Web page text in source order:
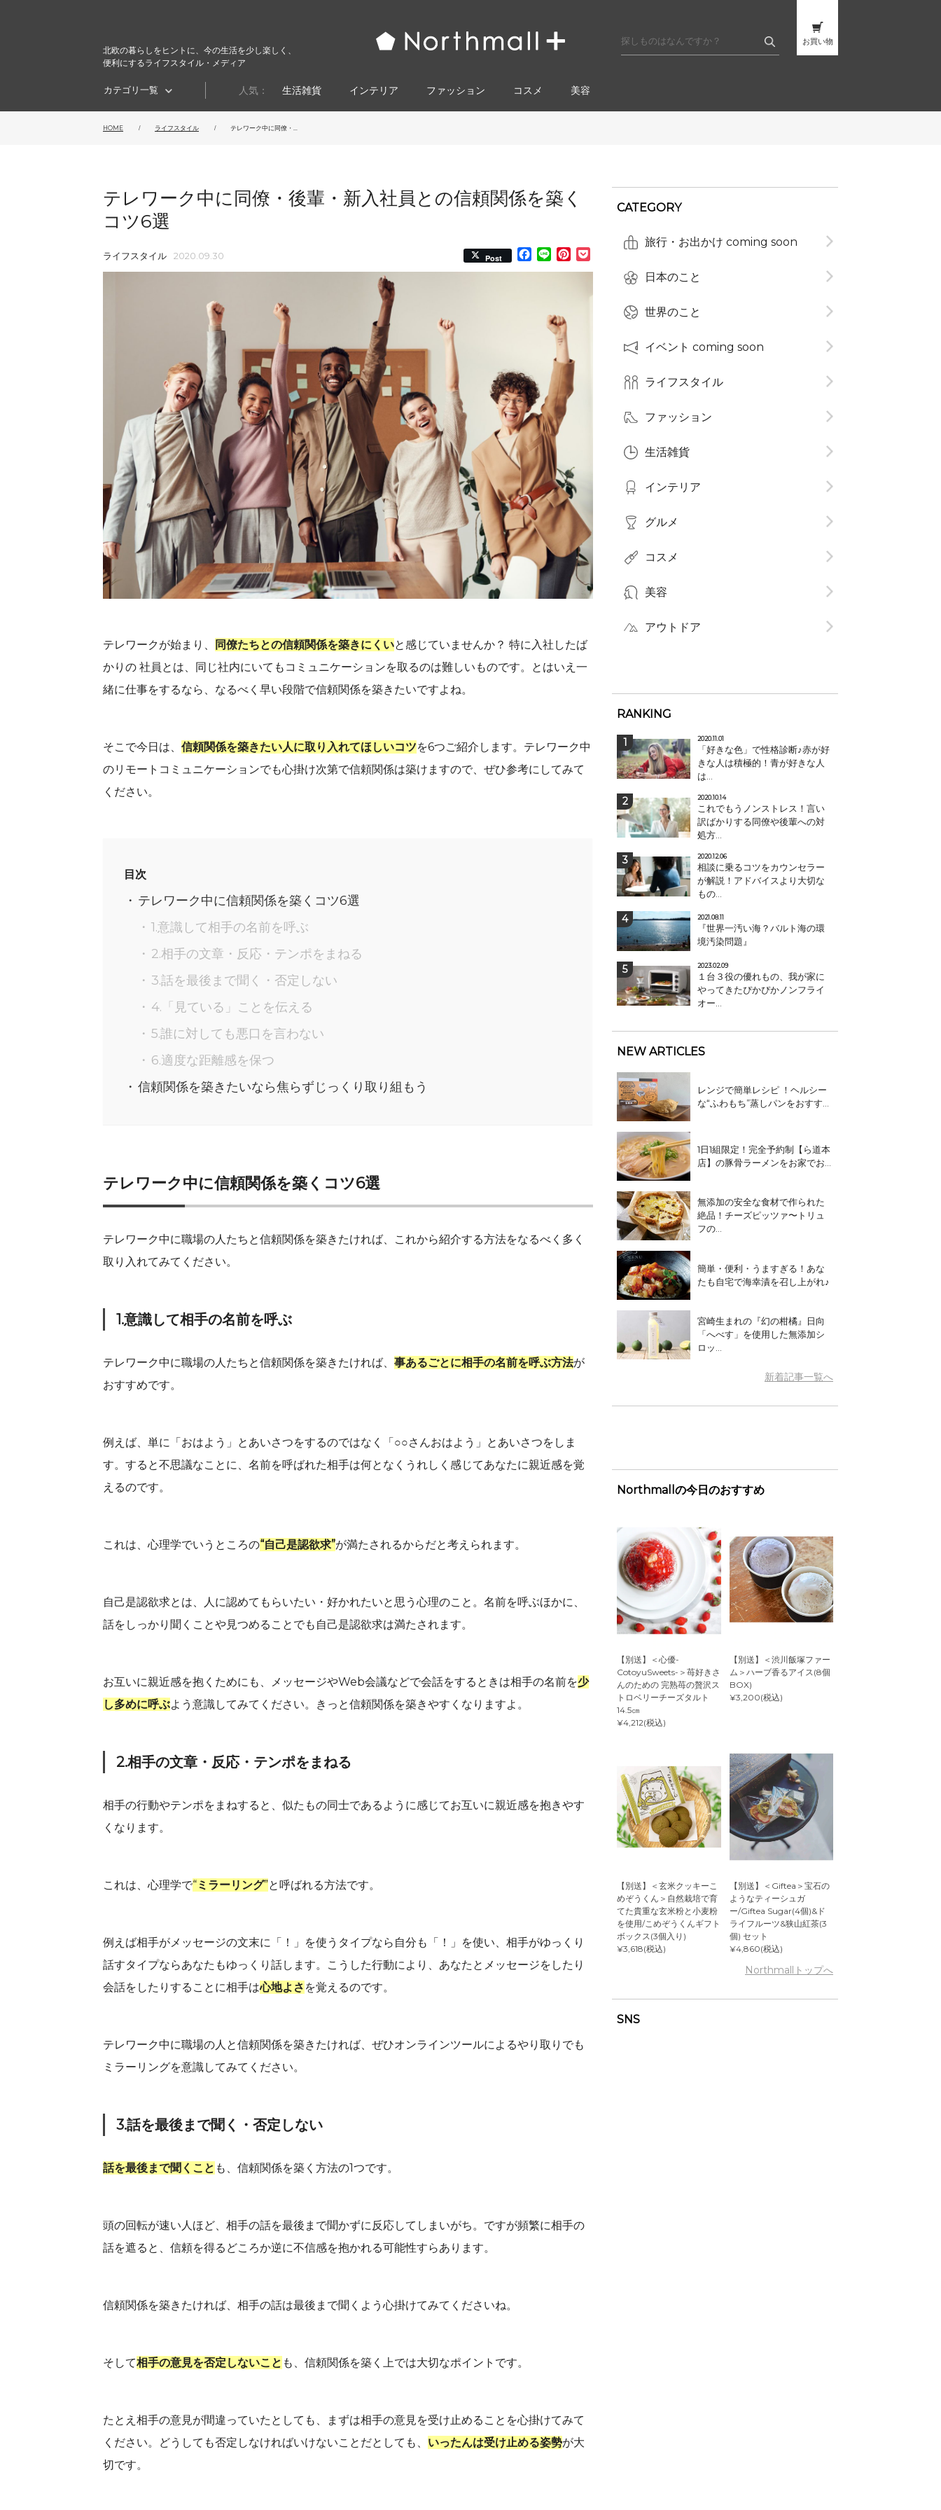
北欧の暮らしをヒントに、今の生活を少し楽しく、
便利にするライフスタイル・メディア
お買い物
カテゴリ一覧 人気： 生活雑貨 インテリア ファッション コスメ​ 美容
HOME ライフスタイル テレワーク中に同僚・...
テレワーク中に同僚・後輩・新入社員との信頼関係を築く
コツ6選
ライフスタイル 2020.09.30 Post Facebook
Line Pinterest
Pocket
テレワークが始まり、 同僚たちとの信頼関係を築きにくいと感じていませんか？ 特に入社したば
かりの 社員とは、同じ社内にいてもコミュニケーションを取るのは難しいものです。とはいえ一
緒に仕事をするなら、なるべく早い段階で信頼関係を築きたいですよね。
そこで今日は、 信頼関係を築きたい人に取り入れてほしいコツを6つご紹介します。テレワーク中
のリモートコミュニケーションでも心掛け次第で信頼関係は築けますので、ぜひ参考にしてみて
ください。
目次
テレワーク中に信頼関係を築くコツ6選
1.意識して相手の名前を呼ぶ
2.相手の文章・反応・テンポをまねる
3.話を最後まで聞く・否定しない
4.「見ている」ことを伝える
5.誰に対しても悪口を言わない
6.適度な距離感を保つ
信頼関係を築きたいなら焦らずじっくり取り組もう
テレワーク中に信頼関係を築くコツ6選
テレワーク中に職場の人たちと信頼関係を築きたければ、これから紹介する方法をなるべく多く
取り入れてみてください。
1.意識して相手の名前を呼ぶ
テレワーク中に職場の人たちと信頼関係を築きたければ、 事あるごとに相手の名前を呼ぶ方法が
おすすめです。
例えば、単に「おはよう」とあいさつをするのではなく「○○さんおはよう」とあいさつをしま
す。すると不思議なことに、名前を呼ばれた相手は何となくうれしく感じてあなたに親近感を覚
えるのです。
これは、心理学でいうところの“自己是認欲求”が満たされるからだと考えられます。
自己是認欲求とは、人に認めてもらいたい・好かれたいと思う心理のこと。名前を呼ぶほかに、
話をしっかり聞くことや見つめることでも自己是認欲求は満たされます。
お互いに親近感を抱くためにも、メッセージやWeb会議などで会話をするときは相手の名前を少
し多めに呼ぶよう意識してみてください。きっと信頼関係を築きやすくなりますよ。
2.相手の文章・反応・テンポをまねる
相手の行動やテンポをまねすると、似たもの同士であるように感じてお互いに親近感を抱きやす
くなります。
これは、心理学で“ミラーリング”と呼ばれる方法です。
例えば相手がメッセージの文末に「！」を使うタイプなら自分も「！」を使い、相手がゆっくり
話すタイプならあなたもゆっくり話します。こうした行動により、あなたとメッセージをしたり
会話をしたりすることに相手は心地よさ を覚えるのです。
テレワーク中に職場の人と信頼関係を築きたければ、ぜひオンラインツールによるやり取りでも
ミラーリングを意識してみてください。
3.話を最後まで聞く・否定しない
話を最後まで聞くこと も、信頼関係を築く方法の1つです。
頭の回転が速い人ほど、相手の話を最後まで聞かずに反応してしまいがち。ですが頻繁に相手の
話を遮ると、信頼を得るどころか逆に不信感を抱かれる可能性すらあります。
信頼関係を築きたければ、相手の話は最後まで聞くよう心掛けてみてくださいね。
そして相手の意見を否定しないこと も、信頼関係を築く上では大切なポイントです。
たとえ相手の意見が間違っていたとしても、まずは相手の意見を受け止めることを心掛けてみて
ください。どうしても否定しなければいけないことだとしても、 いったんは受け止める姿勢が大
切です。
CATEGORY
旅行・お出かけ coming soon
日本のこと
世界のこと
イベント coming soon
ライフスタイル
ファッション
生活雑貨
インテリア
グルメ
コスメ​
美容
アウトドア
RANKING
2020.11.01
「好きな色」で性格診断♪赤が好
きな人は積極的！青が好きな人
は...
2020.10.14
これでもうノンストレス！言い
訳ばかりする同僚や後輩への対
処方...
2020.12.06
相談に乗るコツをカウンセラー
が解説！アドバイスより大切な
もの...
2021.08.11
『世界一汚い海？バルト海の環
境汚染問題』
2023.02.09
１台３役の優れもの、我が家に
やってきたぴかぴかノンフライ
オー...
NEW ARTICLES
レンジで簡単レシピ ！ヘルシー
な“ふわもち”蒸しパンをおすす...
1日1組限定！完全予約制【ら道本
店】の豚骨ラーメンをお家でお...
無添加の安全な食材で作られた
絶品！チーズピッツァ〜トリュ
フの...
簡単・便利・うますぎる！あな
たも自宅で海幸漬を召し上がれ♪
宮崎生まれの『幻の柑橘』日向
「へべす」を使用した無添加シ
ロッ...
新着記事一覧へ
Northmallの今日のおすすめ
【別送】＜心優-
CotoyuSweets-＞苺好きさ
んのための 完熟苺の贅沢ス
トロベリーチーズタルト
14.5㎝
¥4,212(税込)
【別送】＜渋川飯塚ファー
ム＞ハーブ香るアイス(8個
BOX)
¥3,200(税込)
【別送】＜玄米クッキーこ
めぞうくん＞自然栽培で育
てた貴重な玄米粉と小麦粉
を使用/こめぞうくんギフト
ボックス(3個入り)
¥3,618(税込)
【別送】＜Giftea＞宝石の
ようなティーシュガ
ー/Giftea Sugar(4個)&ド
ライフルーツ&狭山紅茶(3
個) セット
¥4,860(税込)
Northmallトップへ
SNS